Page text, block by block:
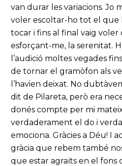
van durar les variacions. Jo
voler escoltar-ho tot el que
tocar i fins al final vaig voler
esforçant-me, la serenitat.
l’audició moltes vegades
de tornar el gramòfon als
l’havien deixat. No
dit de Pilareta, però era
donés compte per mi
verdaderament el do i
emociona. Gràcies a Déu! I
gràcia que rebem també
que estar agraïts en el fons